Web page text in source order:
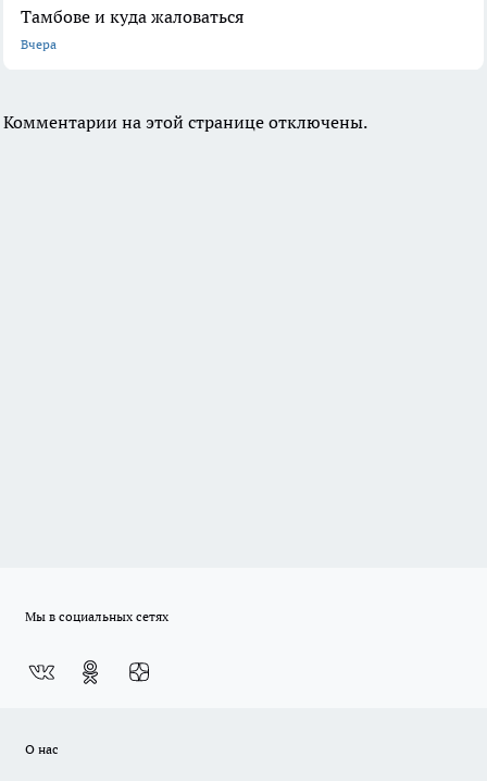
Тамбове и куда жаловаться
Вчера
Комментарии на этой странице отключены.
Мы в социальных сетях
О нас